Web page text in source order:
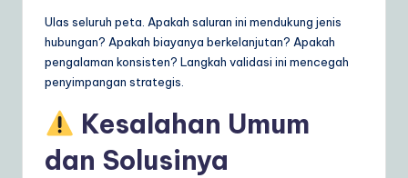
Ulas seluruh peta. Apakah saluran ini mendukung jenis
hubungan? Apakah biayanya berkelanjutan? Apakah
pengalaman konsisten? Langkah validasi ini mencegah
penyimpangan strategis.
Kesalahan Umum
dan Solusinya